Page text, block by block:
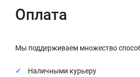
Оплата
Мы поддерживаем множество
Наличными курьеру